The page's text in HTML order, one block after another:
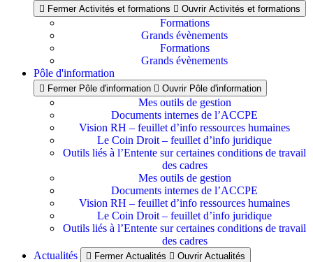
Fermer Activités et formations Ouvrir Activités et formations
Formations
Grands évènements
Formations
Grands évènements
Pôle d'information
Fermer Pôle d'information Ouvrir Pôle d'information
Mes outils de gestion
Documents internes de l’ACCPE
Vision RH – feuillet d’info ressources humaines
Le Coin Droit – feuillet d’info juridique
Outils liés à l’Entente sur certaines conditions de travail
des cadres
Mes outils de gestion
Documents internes de l’ACCPE
Vision RH – feuillet d’info ressources humaines
Le Coin Droit – feuillet d’info juridique
Outils liés à l’Entente sur certaines conditions de travail
des cadres
Actualités
Fermer Actualités Ouvrir Actualités